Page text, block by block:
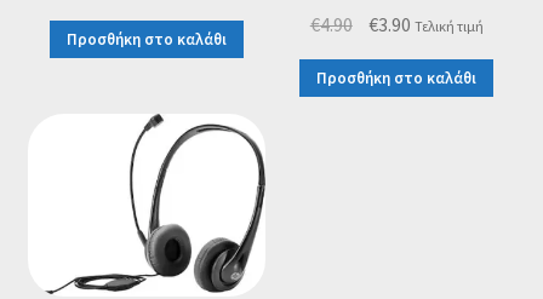
Προσθήκη στο καλάθι
€4.90 Original
price
was:
€3.90Η
τρέχουσα
τιμή
Τελική τιμή
Προσθήκη στο καλάθι